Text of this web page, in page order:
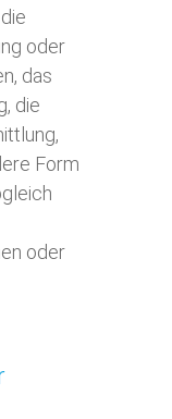
oder
das
die
Form
oder